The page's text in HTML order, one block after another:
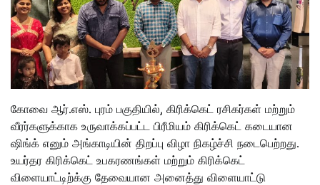
கோவை ஆர்.எஸ். புரம் பகுதியில், கிரிக்கெட் ரசிகர்கள் மற்றும்
வீரர்களுக்காக உருவாக்கப்பட்ட பிரீமியம் கிரிக்கெட் கடையான
ஷிங்க் எனும் அங்காடியின் திறப்பு விழா நிகழ்ச்சி நடைபெற்றது.
உயர்தர கிரிக்கெட் உபகரணங்கள் மற்றும் கிரிக்கெட்
விளையாட்டிற்க்கு தேவையான அனைத்து விளையாட்டு